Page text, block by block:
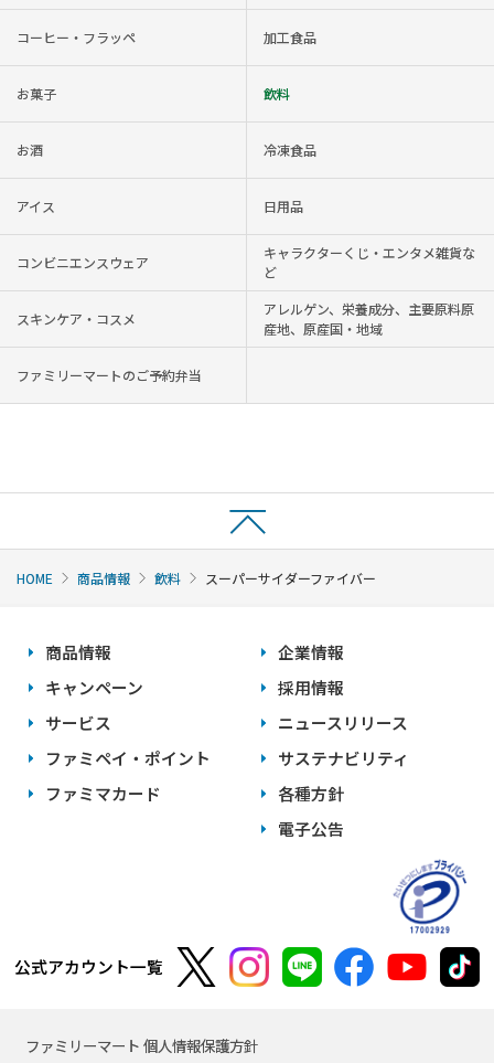
コーヒー・フラッペ 加工食品
お菓子 飲料
お酒 冷凍食品
アイス 日用品
コンビニエンスウェア
キャラクターくじ・エンタメ雑貨な
ど
スキンケア・コスメ
アレルゲン、栄養成分、主要原料原
産地、原産国・地域
ファミリーマートのご予約弁当
HOME 商品情報 飲料 スーパーサイダーファイバー
商品情報
キャンペーン
サービス
ファミペイ・ポイント
ファミマカード
企業情報
採用情報
ニュースリリース
サステナビリティ
各種方針
電子公告
公式アカウント一覧
ファミリーマート 個人情報保護方針